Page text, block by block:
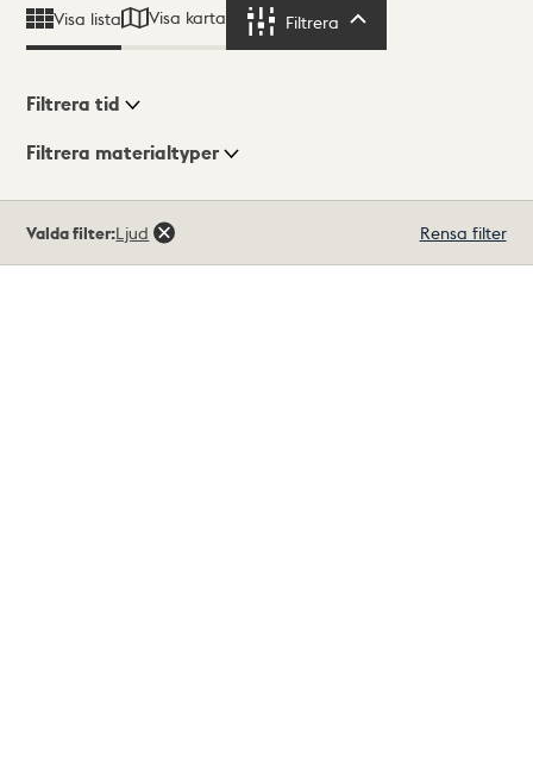
Visa lista Visa karta Filtrera
Visningsläge
Filtrera tid
Filtrera materialtyper
träffar
Valda filter:Ljud Rensa filter